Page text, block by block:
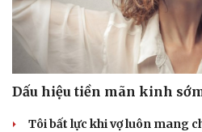
Dấu hiệu tiền mãn kinh
Tôi bất lực khi vợ luôn mang